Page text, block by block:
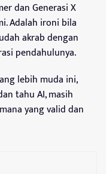
dan Generasi X
Adalah ironi bila
akrab dengan
pendahulunya.
lebih muda ini,
tahu AI, masih
yang valid dan